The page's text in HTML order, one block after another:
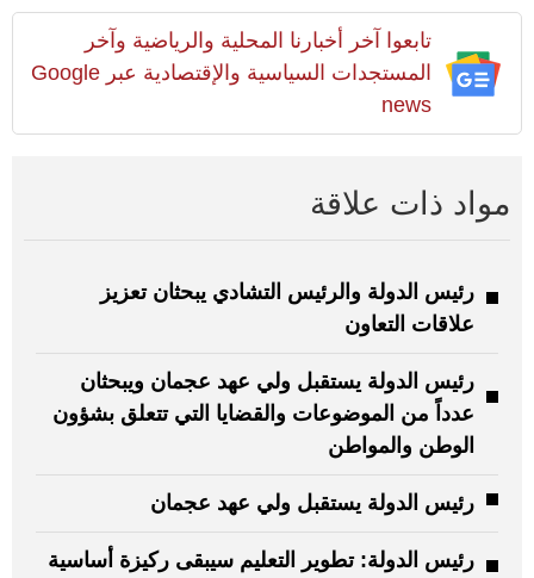
تابعوا آخر أخبارنا المحلية والرياضية وآخر
المستجدات السياسية والإقتصادية عبر Google
news
مواد ذات علاقة
رئيس الدولة والرئيس التشادي يبحثان تعزيز
علاقات التعاون
رئيس الدولة يستقبل ولي عهد عجمان ويبحثان
عدداً من الموضوعات والقضايا التي تتعلق بشؤون
الوطن والمواطن
رئيس الدولة يستقبل ولي عهد عجمان
رئيس الدولة: تطوير التعليم سيبقى ركيزة أساسية